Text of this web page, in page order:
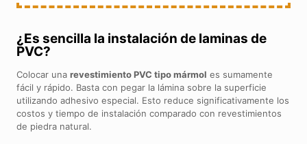
¿Es sencilla la instalación de laminas de
PVC?
Colocar unarevestimiento PVC tipo mármol es sumamente
fácil y rápido. Basta con pegar la lámina sobre la superficie
utilizando adhesivo especial. Esto reduce significativamente los
costos y tiempo de instalación comparado con revestimientos
de piedra natural.